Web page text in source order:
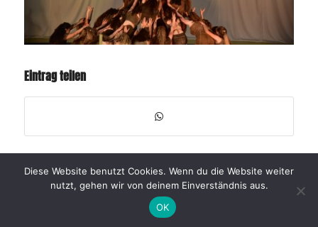
Eintrag teilen
Diese Website benutzt Cookies. Wenn du die Website weiter
nutzt, gehen wir von deinem Einverständnis aus.
OK